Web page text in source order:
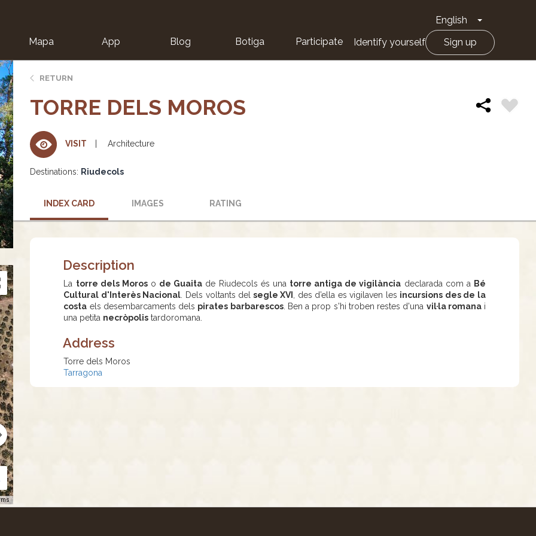
English Toggle
Mapa App Blog Botiga Participate Identify yourself Sign up
RETURN
TORRE DELS MOROS
VISIT Architecture
Destinations: Riudecols
INDEX CARD IMAGES RATING
Description
La torre dels Moroso de Guaita de Riudecols és una torre antiga de vigilància declarada com a Bé
Cultural d'Interès Nacional . Dels voltants del segle XVI , des d’ella es vigilaven les incursions des de la
costa els desembarcaments dels pirates barbarescos. Ben a prop s'hi troben restes d'una vil·la romanai
una petita necròpolis tardoromana.
Address
Torre dels Moros
Tarragona